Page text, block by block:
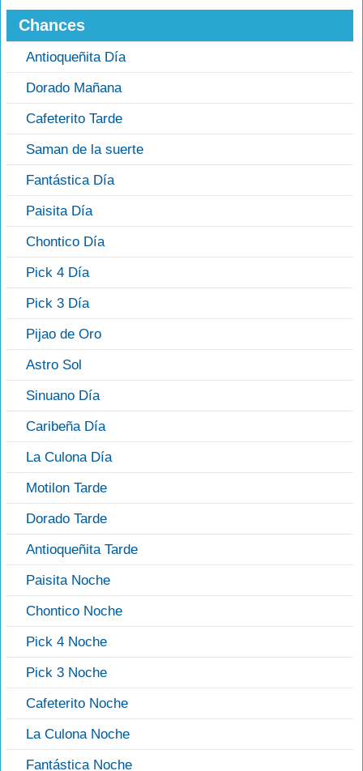
Chances
Antioqueñita Día
Dorado Mañana
Cafeterito Tarde
Saman de la suerte
Fantástica Día
Paisita Día
Chontico Día
Pick 4 Día
Pick 3 Día
Pijao de Oro
Astro Sol
Sinuano Día
Caribeña Día
La Culona Día
Motilon Tarde
Dorado Tarde
Antioqueñita Tarde
Paisita Noche
Chontico Noche
Pick 4 Noche
Pick 3 Noche
Cafeterito Noche
La Culona Noche
Fantástica Noche